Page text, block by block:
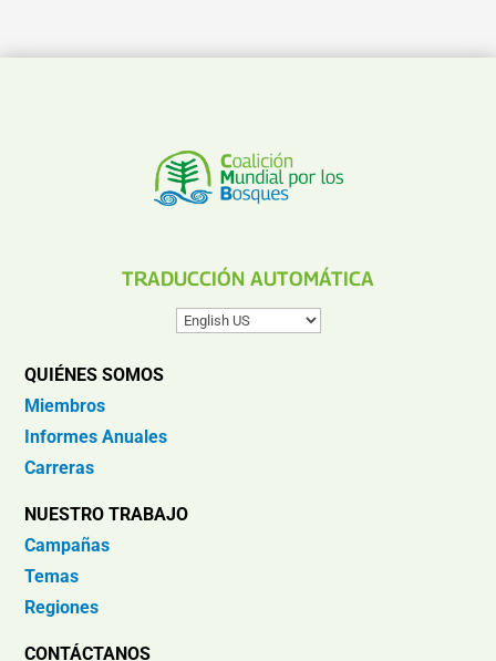
TRADUCCIÓN AUTOMÁTICA
QUIÉNES SOMOS
Miembros
Informes Anuales
Carreras
NUESTRO TRABAJO
Campañas
Temas
Regiones
CONTÁCTANOS